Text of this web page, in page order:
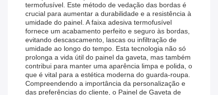
termofusível. Este método de vedação das bordas é
crucial para aumentar a durabilidade e a resistência à
umidade do painel. A faixa adesiva termofusível
fornece um acabamento perfeito e seguro às bordas,
evitando descascamento, lascas ou infiltração de
umidade ao longo do tempo. Esta tecnologia não só
prolonga a vida útil do painel da gaveta, mas também
contribui para manter uma aparência limpa e polida, o
que é vital para a estética moderna do guarda-roupa.
Compreendendo a importância da personalização e
das preferências do cliente, o Painel de Gaveta de